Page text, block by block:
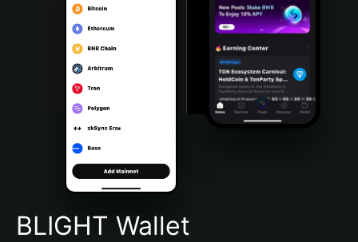
Português (Portugal)
Bahasa Indonesia
Português (Brasil)
Español (Argentina)
BLIGHT Wallet